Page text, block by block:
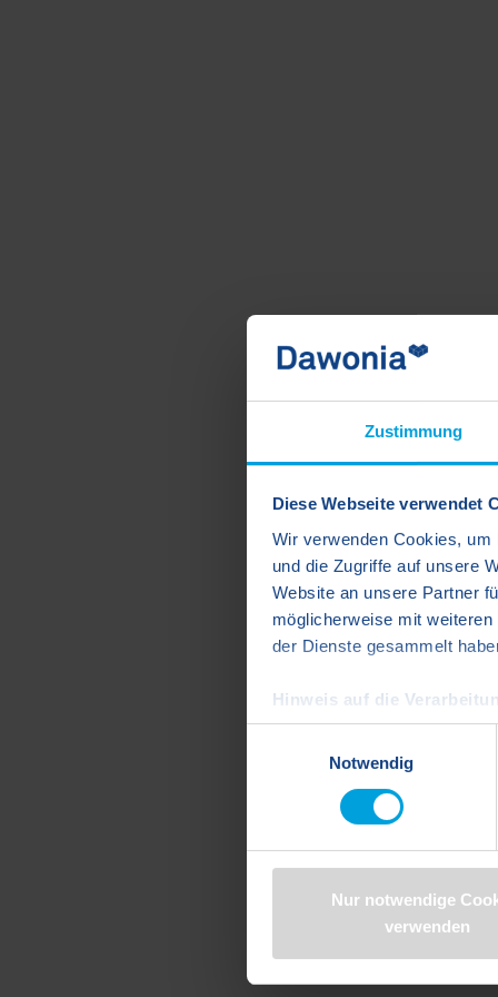
Zustimmung
Diese Webseite verwendet
Wir verwenden Cookies,
und die Zugriffe auf unsere
Website an unsere Partner
möglicherweise mit
der Dienste gesammelt
Hinweis auf die
Google Ireland Limited)
Daten in den USA
finden Sie in der
Notwendig
Nur notwendige
verwenden